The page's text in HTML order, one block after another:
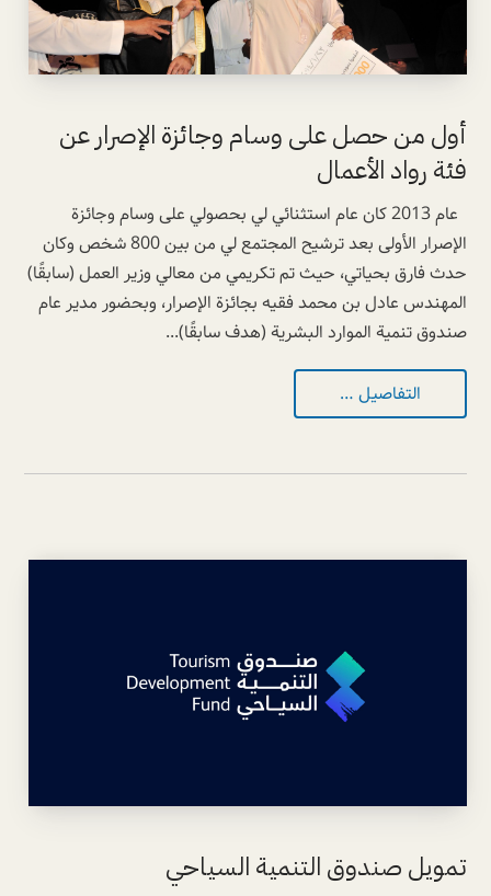
أول من حصل على وسام وجائزة الإصرار عن
فئة رواد الأعمال
عام 2013 كان عام استثنائي لي بحصولي على وسام وجائزة
الإصرار الأولى بعد ترشيح المجتمع لي من بين 800 شخص وكان
حدث فارق بحياتي، حيث تم تكريمي من معالي وزير العمل (سابقًا)
المهندس عادل بن محمد فقيه بجائزة الإصرار، وبحضور مدير عام
صندوق تنمية الموارد البشرية (هدف سابقًا)...
التفاصيل …
تمويل صندوق التنمية السياحي